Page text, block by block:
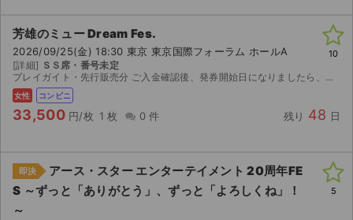
チケットジャムの取り組み
音楽情報
芳雄のミュー Dream Fes.
2026/09/25(金) 18:30 東京 東京国際フォーラム ホールA
[詳細] ＳＳ席・番号未定
プレイガイト・先行販売分 ご入金確認後、発券開始日になりましたら、発券に必要な番号をご連絡致しますので、セブンイレブンにてご自身で発券をお願い致します。 発券する際に発券手数料165円/枚が...
女性 コンビニ
33,500 円/枚 1 枚 0 件 残り 48 日
10
即決
アース・スター エンターテイメント 20周年FE
S ～ずっと「ありがとう」、ずっと「よろしくね」！
～
5